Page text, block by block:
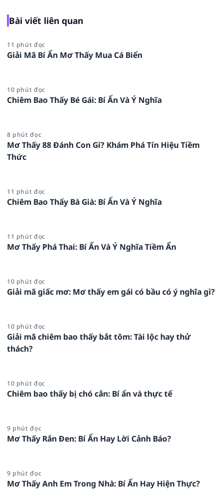
Bài viết liên quan
11 phút đọc
Giải Mã Bí Ẩn Mơ Thấy Mua Cá Biển
10 phút đọc
Chiêm Bao Thấy Bé Gái: Bí Ẩn Và Ý Nghĩa
8 phút đọc
Mơ Thấy 88 Đánh Con Gì? Khám Phá Tín Hiệu Tiềm
Thức
11 phút đọc
Chiêm Bao Thấy Bà Già: Bí Ẩn Và Ý Nghĩa
11 phút đọc
Mơ Thấy Phá Thai: Bí Ẩn Và Ý Nghĩa Tiềm Ẩn
10 phút đọc
Giải mã giấc mơ: Mơ thấy em gái có bầu có ý nghĩa gì?
10 phút đọc
Giải mã chiêm bao thấy bắt tôm: Tài lộc hay thử
thách?
10 phút đọc
Chiêm bao thấy bị chó cắn: Bí ẩn và thực tế
9 phút đọc
Mơ Thấy Rắn Đen: Bí Ẩn Hay Lời Cảnh Báo?
9 phút đọc
Mơ Thấy Anh Em Trong Nhà: Bí Ẩn Hay Hiện Thực?